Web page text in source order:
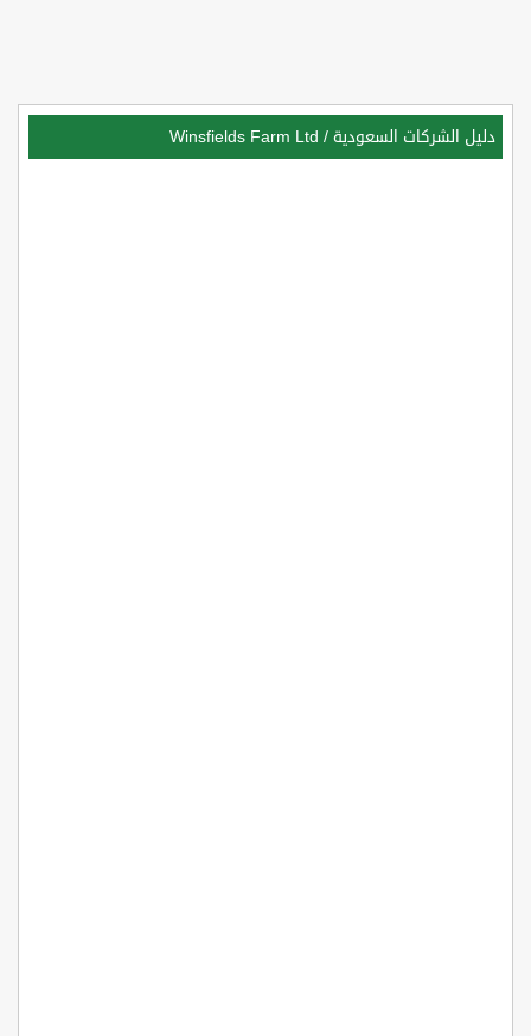
دليل الشركات السعودية /
Winsfields Farm Ltd